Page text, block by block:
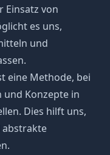
Einsatz von
es uns,
und
eine Methode, bei
und Konzepte in
Dies hilft uns,